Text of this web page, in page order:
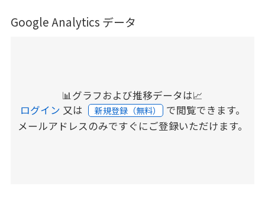
Google Analytics データ
📊グラフおよび推移データは📈
ログイン 又は 新規登録（無料） で閲覧できます。
メールアドレスのみですぐにご登録いただけます。